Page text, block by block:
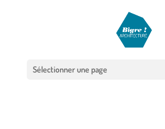
Sélectionner une page